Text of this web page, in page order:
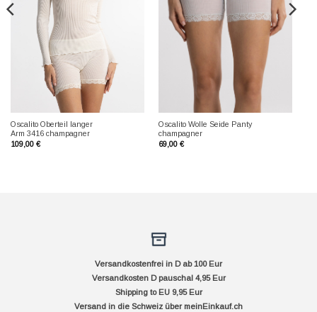
Oscalito Oberteil langer
Arm 3416 champagner
109,00 €
Oscalito Wolle Seide Panty
champagner
69,00 €
Versandkostenfrei in D ab 100 Eur
Versandkosten D pauschal 4,95 Eur
Shipping to EU 9,95 Eur
Versand in die Schweiz über meinEinkauf.ch